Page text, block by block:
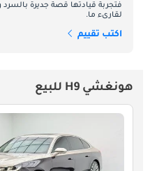
فتجربة قيادتها قصة جديرة
لقارىء ما.
اكتب تقييم
هونغشي H9 للبيع